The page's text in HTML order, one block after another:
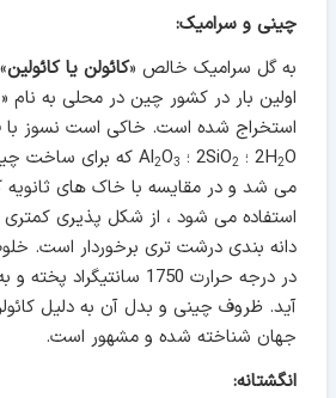
چینی و سرامیک:
به گل سرامیک خالص «کائولن یا کائولین
استخراج شده است. خاکی است نسوز با
2H2O ؛ 2SiO 2 ؛ Al 2O3
که برای ساخت
می شد و در مقایسه با خاک های ثانویه
استفاده می شود ، از شکل پذیری کمتری
دانه بندی درشت تری برخوردار است.
در درجه حرارت 1750
آید. ظروف چینی و بدل آن به دلیل
جهان شناخته شده و مشهور است.
انگشتانه: